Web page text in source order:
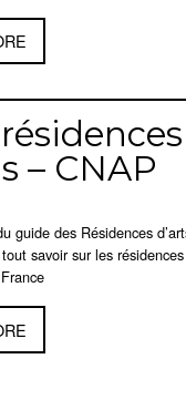
– CNAP
guide des Résidences
savoir sur les résidences